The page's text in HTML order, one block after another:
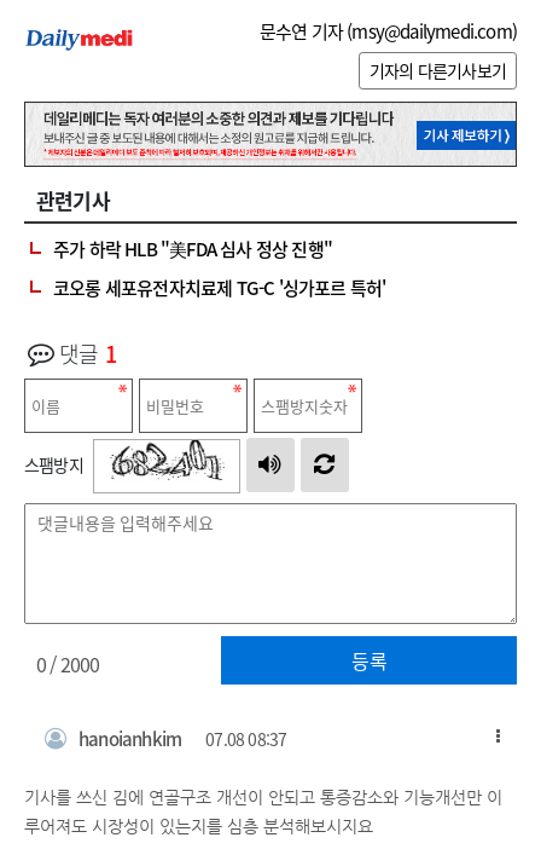
문수연 기자 (msy@dailymedi.com)
기자의 다른기사보기
관련기사
주가 하락 HLB "美FDA 심사 정상 진행"
코오롱 세포유전자치료제 TG-C '싱가포르 특허'
댓글 1
스팸방지
등록
0/ 2000
hanoianhkim 07.08 08:37
기사를 쓰신 김에 연골구조 개선이 안되고 통증감소와 기능개선만 이
루어져도 시장성이 있는지를 심층 분석해보시지요